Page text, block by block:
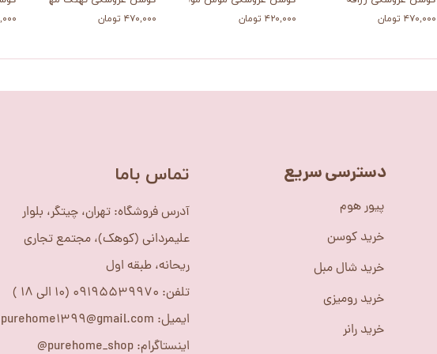
۴۷۰,۰۰۰ تومان ۴۲۰,۰۰۰ تومان ۴۷۰,۰۰۰ تومان
پیور هوم
خرید کوسن
خرید شال مبل
خرید رومیزی
خرید رانر
دسترسی سریع ​تماس باما
آدرس فروشگاه: تهران، چیتگر، بلوار
علیمردانی (کوهک)، مجتمع تجاری
ریحانه، طبقه اول
تلفن: 09195539970 (10 الی 18 )
ایمیل: purehome1399@gmail.com
اینستاگرام: purehome_shop@